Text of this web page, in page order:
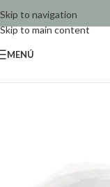
Skip to navigation
Skip to main content
MENÚ